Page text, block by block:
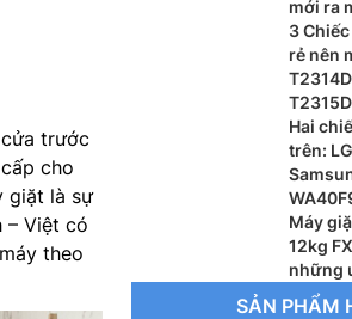
cửa trước
cho
giặt là sự
– Việt có
theo
mới ra
3
rẻ nên
Hai
trên:
dùng
Máy
12kg FX1412N5G và
những
SẢN PHẨM